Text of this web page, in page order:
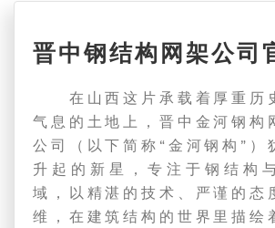
晋中钢结构网架公司
在山西这片承载着厚重历
气息的土地上，晋中金河钢构
公司（以下简称“金河钢构”）
升起的新星，专注于钢结构
域，以精湛的技术、严谨的态
维，在建筑结构的世界里描绘